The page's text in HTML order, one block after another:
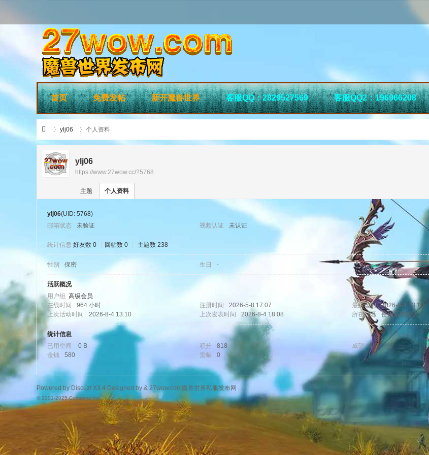
首页 免费发帖 新开魔兽世界 客服QQ：2829527569 客服QQ2：196966208
w.
›
ylj06
›
个人资料
ylj06
https://www.27wow.cc/?5768
主题 个人资料
ylj06(UID: 5768)
邮箱状态
未验证 视频认证 未认证
统计信息 好友数 0 回帖数 0 主题数 238
性别 保密 生日 -
活跃概况
用户组 高级会员
在线时间
964 小时 注册时间 2026-5-8 17:07 最后访问
2026-8-4 13:10
上次活动时间
2026-8-4 13:10 上次发表时间 2026-8-4 18:08 所在时区 使用系统默认
统计信息
已用空间
0 B 积分 818 威望
0
金钱
580 贡献 0
Powered by Discuz! X3.4Designed by & 27wow.com魔兽世界私服发布网
© 2001-2025Comsenz Inc.